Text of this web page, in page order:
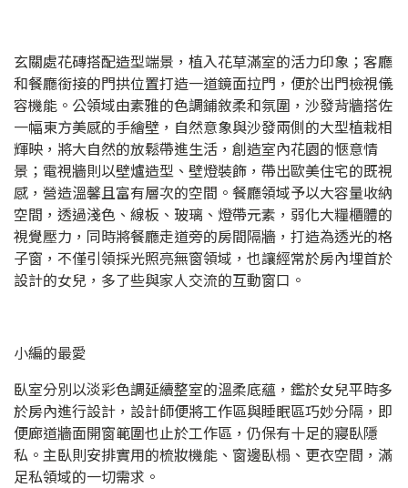
玄關處花磚搭配造型端景，植入花草滿室的活力印象；客廳
和餐廳銜接的門拱位置打造一道鏡面拉門，便於出門檢視儀
容機能。公領域由素雅的色調鋪敘柔和氛圍，沙發背牆搭佐
一幅東方美感的手繪壁，自然意象與沙發兩側的大型植栽相
輝映，將大自然的放鬆帶進生活，創造室內花園的愜意情
景；電視牆則以壁爐造型、壁燈裝飾，帶出歐美住宅的既視
感，營造溫馨且富有層次的空間。餐廳領域予以大容量收納
空間，透過淺色、線板、玻璃、燈帶元素，弱化大糧櫃體的
視覺壓力，同時將餐廳走道旁的房間隔牆，打造為透光的格
子窗，不僅引領採光照亮無窗領域，也讓經常於房內埋首於
設計的女兒，多了些與家人交流的互動窗口。
小編的最愛
臥室分別以淡彩色調延續整室的溫柔底蘊，鑑於女兒平時多
於房內進行設計，設計師便將工作區與睡眠區巧妙分隔，即
便廊道牆面開窗範圍也止於工作區，仍保有十足的寢臥隱
私。主臥則安排實用的梳妝機能、窗邊臥榻、更衣空間，滿
足私領域的一切需求。